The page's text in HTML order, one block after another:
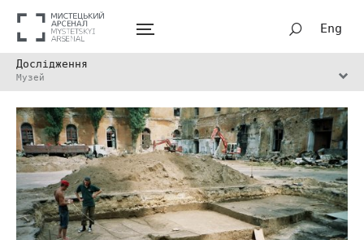
Eng
Дослідження
Музей